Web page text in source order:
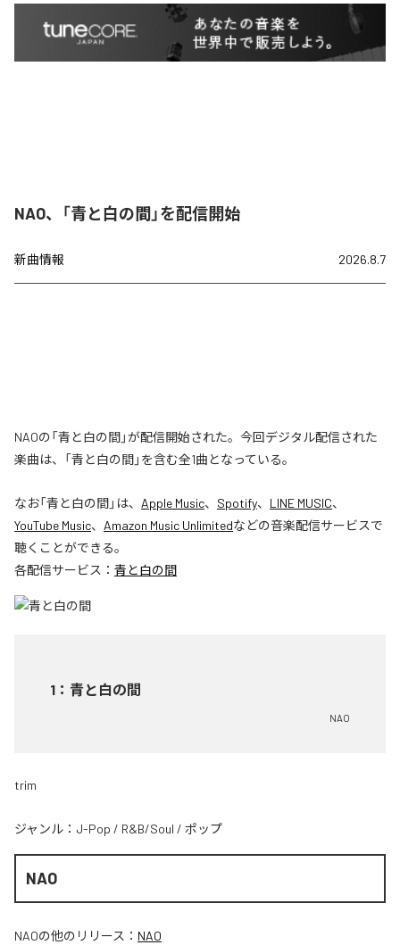
NAO、「青と白の間」を配信開始
新曲情報 2026.8.7
NAOの「青と白の間」が配信開始された。今回デジタル配信された
楽曲は、「青と白の間」を含む全1曲となっている。
なお「青と白の間」は、 Apple Music、 Spotify、 LINE MUSIC、
YouTube Music、 Amazon Music Unlimitedなどの音楽配信サービスで
聴くことができる。
各配信サービス： 青と白の間
1 ： 青と白の間
NAO
trim
ジャンル： J-Pop / R&B/Soul / ポップ
NAO
NAOの他のリリース： NAO